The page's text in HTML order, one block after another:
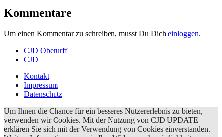
Kommentare
Um einen Kommentar zu schreiben, musst Du Dich einloggen.
CJD Oberurff
CJD
Kontakt
Impressum
Datenschutz
Um Ihnen die Chance für ein besseres Nutzererlebnis zu bieten,
verwenden wir Cookies. Mit der Nutzung von CJD UPDATE
erklären Sie sich mit der Verwendung von Cookies einverstanden.